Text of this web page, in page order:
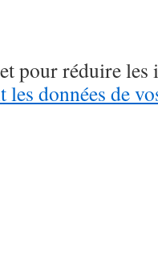
pour réduire les
données de